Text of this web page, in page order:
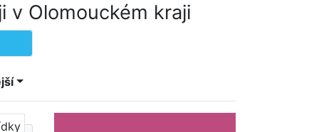
Olomouckém kraji